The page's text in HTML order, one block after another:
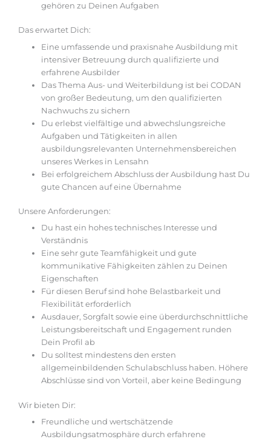
gehören zu Deinen Aufgaben
Das erwartet Dich:
Eine umfassende und praxisnahe ­Ausbildung mit
intensiver Betreuung durch qualifizierte und
erfahrene ­Ausbilder
Das Thema Aus- und Weiterbildung ist bei CODAN
von großer Bedeutung, um den qualifizierten
Nachwuchs zu sichern
Du erlebst vielfältige und abwechslungsreiche
Aufgaben und Tätigkeiten in allen
ausbildungsrelevanten Unternehmensbereichen
unseres Werkes in Lensahn
Bei erfolgreichem Abschluss der Ausbildung hast Du
gute Chancen auf eine Übernahme
Unsere Anforderungen:
Du hast ein hohes technisches Interesse und
Verständnis
Eine sehr gute Teamfähigkeit und gute
kommunikative Fähigkeiten zählen zu Deinen
Eigenschaften
Für diesen Beruf sind hohe Belastbarkeit und
Flexibilität erforderlich
Ausdauer, Sorgfalt sowie eine überdurchschnittliche
Leistungsbereitschaft und Engagement runden
Dein Profil ab
Du solltest mindestens den ersten
allgemeinbildenden Schulabschluss haben. Höhere
Abschlüsse sind von Vorteil, aber keine Bedingung
Wir bieten Dir:
Freundliche und wertschätzende
Ausbildungsatmosphäre durch erfahrene